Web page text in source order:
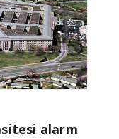
alarm